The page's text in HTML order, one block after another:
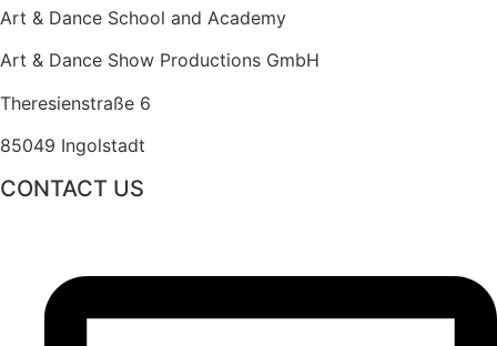
Art & Dance School and Academy
Art & Dance Show Productions GmbH
Theresienstraße 6
85049 Ingolstadt
CONTACT US